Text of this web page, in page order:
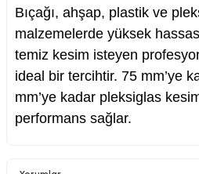
Bıçağı, ahşap, plastik ve
malzemelerde yüksek
temiz kesim isteyen
ideal bir tercihtir. 75 mm’ye
mm’ye kadar pleksiglas
performans sağlar.